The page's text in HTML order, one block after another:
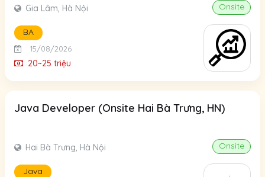
Gia Lâm, Hà Nội Onsite
BA
15/08/2026
20~25 triệu
Java Developer (Onsite Hai Bà Trưng, HN)
Hai Bà Trưng, Hà Nội Onsite
Java